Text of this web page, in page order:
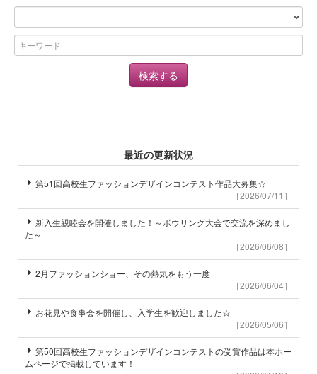
最近の更新状況
第51回高校生ファッションデザインコンテスト作品大募集☆
［2026/07/11］
新入生親睦会を開催しました！～ボウリング大会で交流を深めまし
た～
［2026/06/08］
2月ファッションショー、その熱気をもう一度
［2026/06/04］
お花見や食事会を開催し、入学生を歓迎しました☆
［2026/05/06］
第50回高校生ファッションデザインコンテストの受賞作品は本ホー
ムページで掲載しています！